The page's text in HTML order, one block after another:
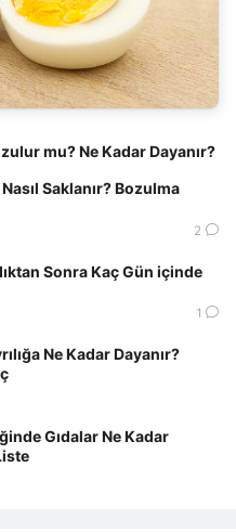
mu? Ne Kadar Dayanır?
Saklanır? Bozulma
2
Sonra Kaç Gün içinde
1
Ne Kadar Dayanır?
Gıdalar Ne Kadar